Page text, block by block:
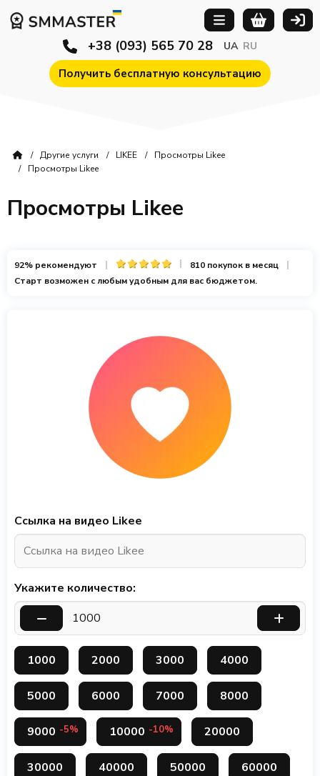
Получить бесплатную консультацию
+38 (093) 565 70 28 UA RU
Другие услуги LIKEE
Просмотры Likee
Просмотры Likee
Просмотры Likee
92% рекомендуют
810 покупок в месяц
Старт возможен с любым удобным для вас бюджетом.
Ссылка на видео Likee
Укажите количество:
1000 2000 3000 4000
5000 6000 7000 8000
9000 -5% 10000 -10% 20000
30000 40000 50000 60000